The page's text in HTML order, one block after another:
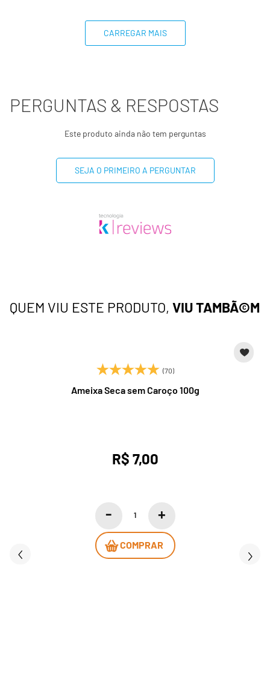
CARREGAR MAIS
PERGUNTAS & RESPOSTAS
Este produto ainda não tem perguntas
SEJA O PRIMEIRO A PERGUNTAR
QUEM VIU ESTE PRODUTO, VIU TAMBÃ©M
(70)
Ameixa Seca sem Caroço 100g
R$ 7,00
COMPRAR